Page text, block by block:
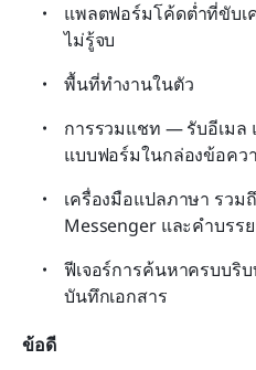
แพลตฟอร์มโค้ดต่ำที่ขับเ
ไม่รู้จบ
พื้นที่ทำงานในตัว
การรวมแชท — รับอีเมล
แบบฟอร์มในกล่องข้อคว
เครื่องมือแปลภาษา รวม
Messenger และคำบรร
ฟีเจอร์การค้นหาครบบริ
บันทึกเอกสาร
ข้อดี